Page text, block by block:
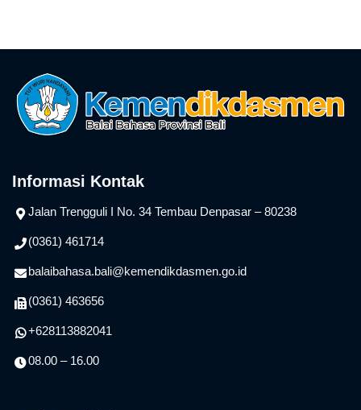
Informasi Kontak
Jalan Trengguli I No. 34 Tembau Denpasar – 80238